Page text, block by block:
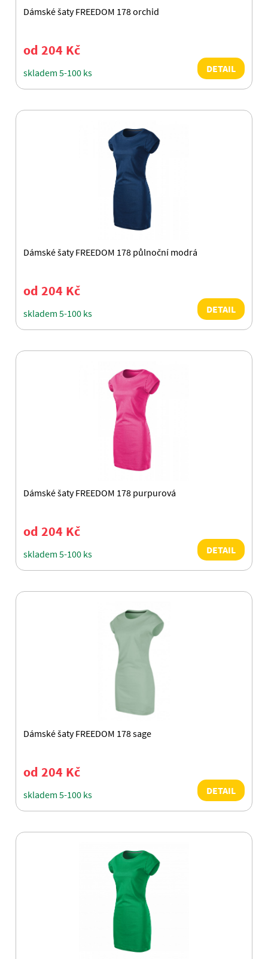
Dámské šaty FREEDOM 178 orchid
od 204 Kč
skladem 5-100 ks DETAIL
Dámské šaty FREEDOM 178 půlnoční modrá
od 204 Kč
skladem 5-100 ks DETAIL
Dámské šaty FREEDOM 178 purpurová
od 204 Kč
skladem 5-100 ks DETAIL
Dámské šaty FREEDOM 178 sage
od 204 Kč
skladem 5-100 ks DETAIL